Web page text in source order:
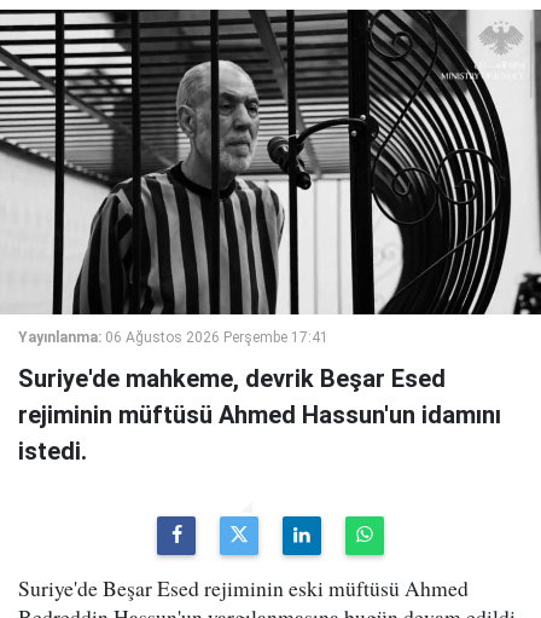
Yayınlanma: 06 Ağustos 2026 Perşembe 17:41
Suriye'de mahkeme, devrik Beşar Esed
rejiminin müftüsü Ahmed Hassun'un idamını
istedi.
Suriye'de Beşar Esed rejiminin eski müftüsü Ahmed